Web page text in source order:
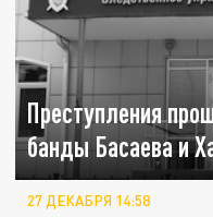
Преступления
банды Басаева и
27 ДЕКАБРЯ 14:58